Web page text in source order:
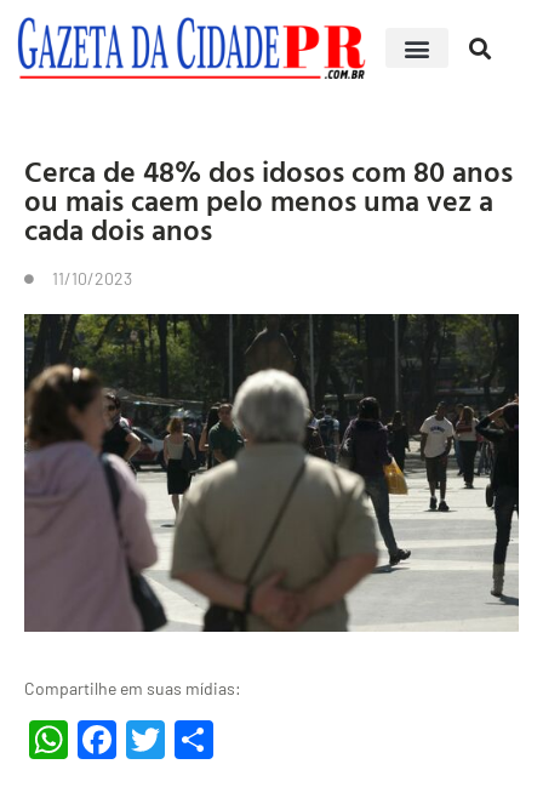
Cerca de 48% dos idosos com 80 anos
ou mais caem pelo menos uma vez a
cada dois anos
11/10/2023
Compartilhe em suas mídias:
WhatsApp
Facebook
Twitter